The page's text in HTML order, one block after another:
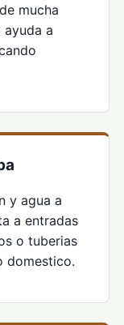
mucha
a
y agua a
a entradas
o tuberias
domestico.